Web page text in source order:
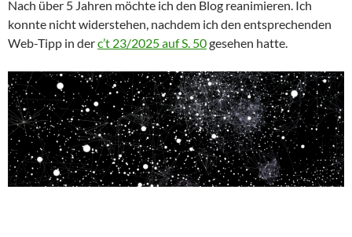
Nach über 5 Jahren möchte ich den Blog reanimieren. Ich
konnte nicht widerstehen, nachdem ich den entsprechenden
Web-Tipp in derc’t 23/2025 auf S. 50gesehen hatte.